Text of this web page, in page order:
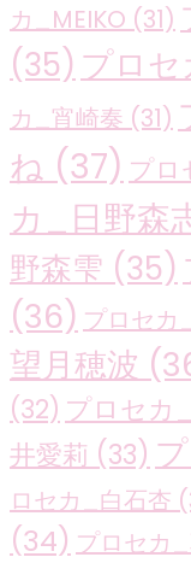
カ_MEIKO (31)
(35) プロ
カ_宵崎奏 (31)
ね (37) プロ
カ_日野森
野森雫 (35)
(36) プロセカ
望月穂波
(32) プロセカ
井愛莉 (33)
ロセカ_白石杏
(34) プロセカ